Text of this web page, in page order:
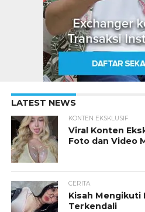
LATEST NEWS
KONTEN EKSKLUSIF
Viral Konten
Foto dan Video
CERITA
Kisah Mengikuti
Terkendali